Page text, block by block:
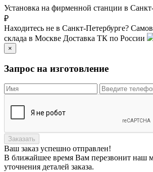
Установка на фирменной станции в
₽
Находитесь не в Санкт-Петербурге?
склада в Москве Доставка ТК по России
×
Запрос на изготовление
Заказать
Ваш заказ успешно отправлен!
В ближайшее время Вам перезвонит наш
уточнения деталей заказа.